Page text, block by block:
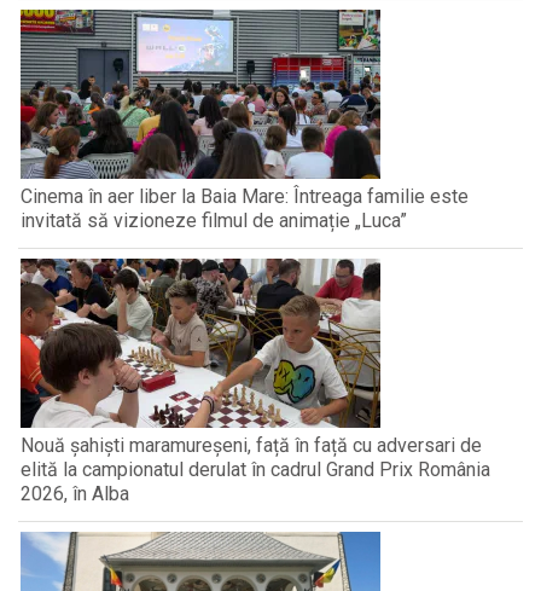
Cinema în aer liber la Baia Mare: Întreaga familie este
invitată să vizioneze filmul de animație „Luca”
Nouă șahiști maramureșeni, față în față cu adversari de
elită la campionatul derulat în cadrul Grand Prix România
2026, în Alba